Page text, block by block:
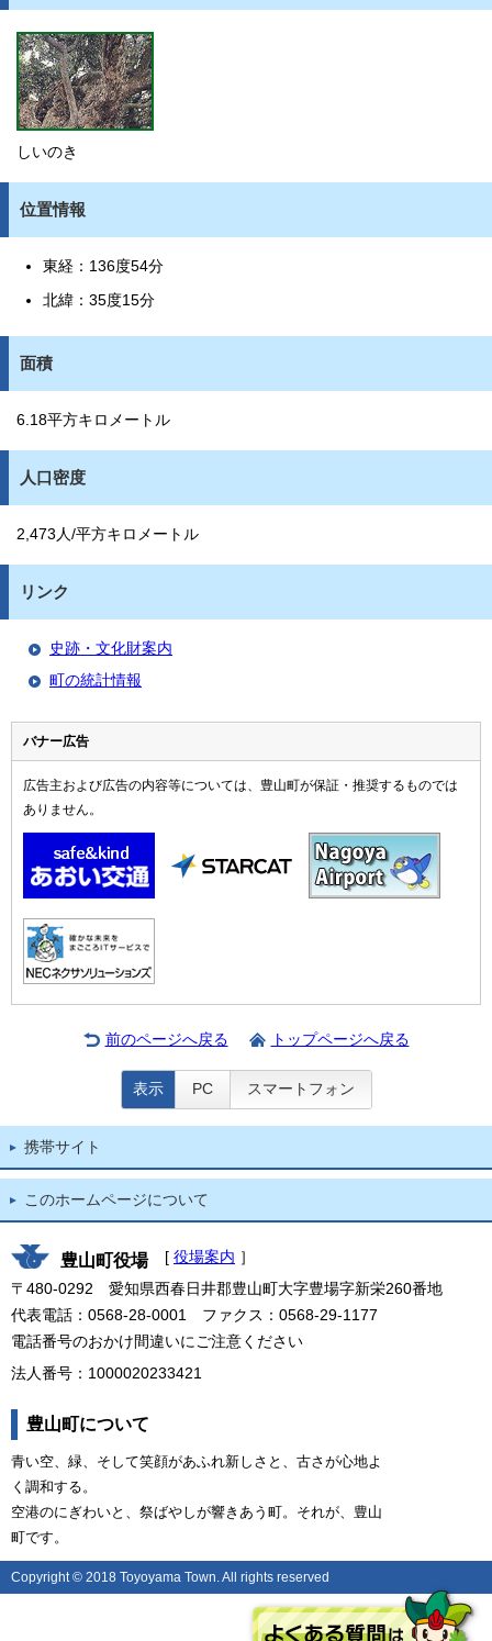
しいのき
位置情報
東経：136度54分
北緯：35度15分
面積
6.18平方キロメートル
人口密度
2,473人/平方キロメートル
リンク
史跡・文化財案内
町の統計情報
バナー広告
広告主および広告の内容等については、豊山町が保証・推奨するものでは
ありません。
前のページへ戻る トップページへ戻る
表示 PC スマートフォン
携帯サイト
このホームページについて
豊山町役場 [ 役場案内 ］
〒480-0292 愛知県西春日井郡豊山町大字豊場字新栄260番地
代表電話：0568-28-0001 ファクス：0568-29-1177
電話番号のおかけ間違いにご注意ください
法人番号：1000020233421
豊山町について
青い空、緑、そして笑顔があふれ新しさと、古さが心地よ
く調和する。
空港のにぎわいと、祭ばやしが響きあう町。それが、豊山
町です。
Copyright © 2018 Toyoyama Town. All rights reserved